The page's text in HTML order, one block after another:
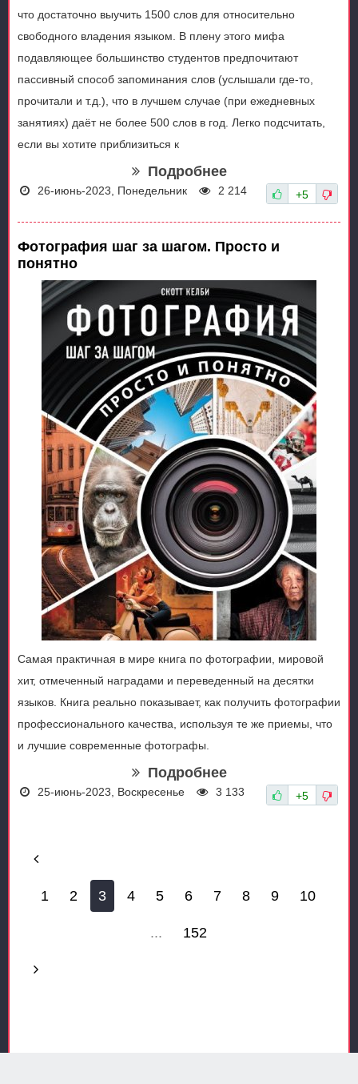
что достаточно выучить 1500 слов для относительно
свободного владения языком. В плену этого мифа
подавляющее большинство студентов предпочитают
пассивный способ запоминания слов (услышали где-то,
прочитали и т.д.), что в лучшем случае (при ежедневных
занятиях) даёт не более 500 слов в год. Легко подсчитать,
если вы хотите приблизиться к
Подробнее
26-июнь-2023, Понедельник 2 214 +5
Фотография шаг за шагом. Просто и
понятно
Самая практичная в мире книга по фотографии, мировой
хит, отмеченный наградами и переведенный на десятки
языков. Книга реально показывает, как получить фотографии
профессионального качества, используя те же приемы, что
и лучшие современные фотографы.
Подробнее
25-июнь-2023, Воскресенье 3 133 +5
1 2 3 4 5 6 7 8 9 10
... 152